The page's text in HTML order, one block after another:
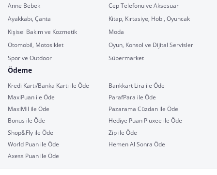
Anne Bebek
Cep Telefonu ve Aksesuar
Ayakkabı, Çanta
Kitap, Kırtasiye, Hobi, Oyuncak
Kişisel Bakım ve Kozmetik
Moda
Otomobil, Motosiklet
Oyun, Konsol ve Dijital Servisler
Spor ve Outdoor
Süpermarket
Ödeme
Kredi Kartı/Banka Kartı ile Öde
Bankkart Lira ile Öde
MaxiPuan ile Öde
ParafPara ile Öde
MaxiMil ile Öde
Pazarama Cüzdan ile Öde
Bonus ile Öde
Hediye Puan Pluxee ile Öde
Shop&Fly ile Öde
Zip ile Öde
World Puan ile Öde
Hemen Al Sonra Öde
Axess Puan ile Öde